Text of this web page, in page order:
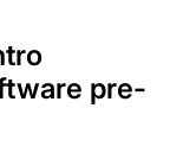
pre-